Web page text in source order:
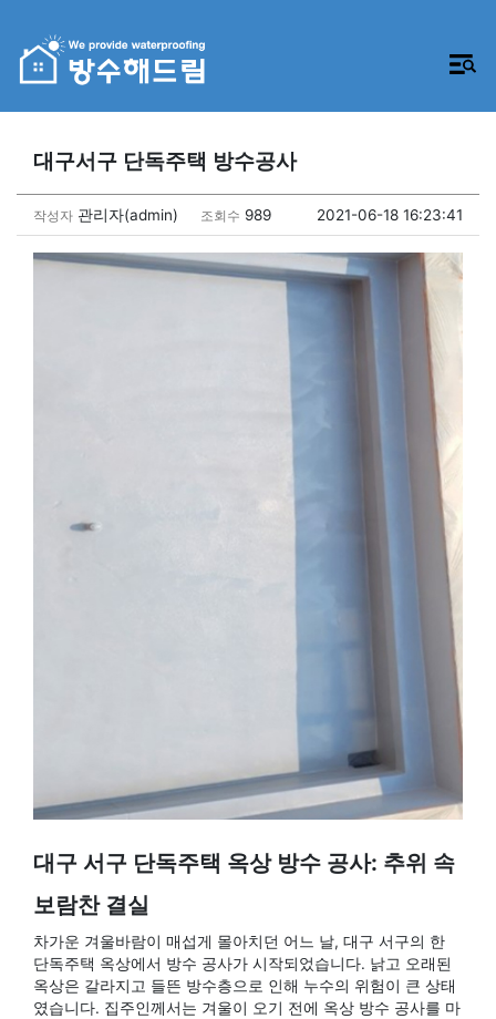
대구서구 단독주택 방수공사
작성자 관리자(admin) 조회수 989 2021-06-18 16:23:41
대구 서구 단독주택 옥상 방수 공사: 추위 속
보람찬 결실
차가운 겨울바람이 매섭게 몰아치던 어느 날, 대구 서구의 한
단독주택 옥상에서 방수 공사가 시작되었습니다. 낡고 오래된
옥상은 갈라지고 들뜬 방수층으로 인해 누수의 위험이 큰 상태
였습니다. 집주인께서는 겨울이 오기 전에 옥상 방수 공사를 마